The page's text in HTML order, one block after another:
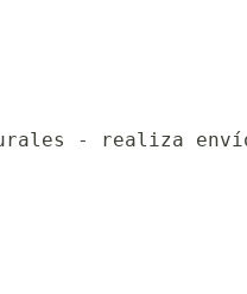
- realiza